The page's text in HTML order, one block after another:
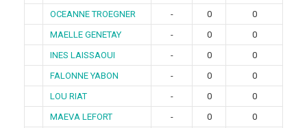
OCEANNE TROEGNER
- 0
0
MAELLE GENETAY
- 0
0
INES LAISSAOUI
- 0
0
FALONNE YABON
- 0
0
LOU RIAT
- 0
0
MAEVA LEFORT
- 0
0